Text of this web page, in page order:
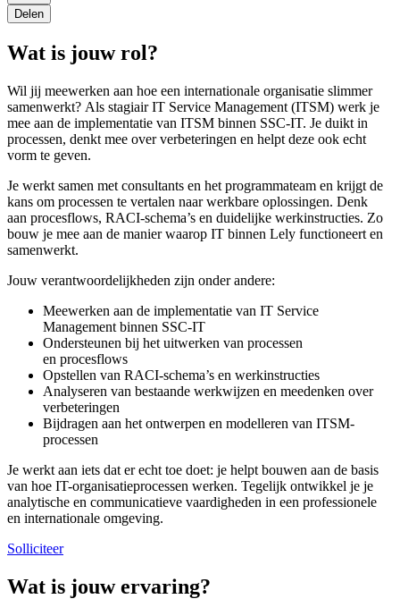
Delen
Wat is jouw rol?
Wil jij meewerken aan hoe een internationale organisatie slimmer
samenwerkt? Als stagiair IT Service Management (ITSM) werk je
mee aan de implementatie van ITSM binnen SSC-IT. Je duikt in
processen, denkt mee over verbeteringen en helpt deze ook echt
vorm te geven.
Je werkt samen met consultants en het programmateam en krijgt de
kans om processen te vertalen naar werkbare oplossingen. Denk
aan procesflows, RACI-schema’s en duidelijke werkinstructies. Zo
bouw je mee aan de manier waarop IT binnen Lely functioneert en
samenwerkt.
Jouw verantwoordelijkheden zijn onder andere:
Meewerken aan de implementatie van IT Service
Management binnen SSC-IT
Ondersteunen bij het uitwerken van processen
en procesflows
Opstellen van RACI-schema’s en werkinstructies
Analyseren van bestaande werkwijzen en meedenken over
verbeteringen
Bijdragen aan het ontwerpen en modelleren van ITSM-
processen
Je werkt aan iets dat er echt toe doet: je helpt bouwen aan de basis
van hoe IT-organisatieprocessen werken. Tegelijk ontwikkel je je
analytische en communicatieve vaardigheden in een professionele
en internationale omgeving.
Solliciteer
Wat is jouw ervaring?